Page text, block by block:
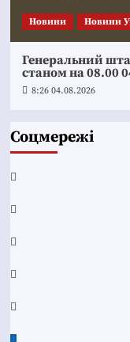
Новини Новини
Генеральний
станом на 08.00
8:26 04.08.2026
Соцмережі
Facebook
YouTube
Telegram
Instagram
Twitter